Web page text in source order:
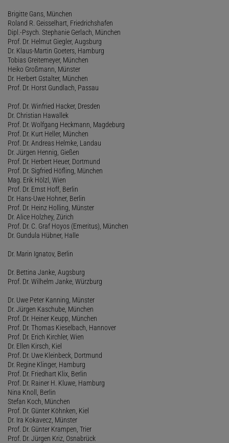
Brigitte Gans, München
Roland R. Geisselhart, Friedrichshafen
Dipl.-Psych. Stephanie Gerlach, München
Prof. Dr. Helmut Giegler, Augsburg
Dr. Klaus-Martin Goeters, Hamburg
Tobias Greitemeyer, München
Heiko Großmann, Münster
Dr. Herbert Gstalter, München
Prof. Dr. Horst Gundlach, Passau
Prof. Dr. Winfried Hacker, Dresden
Dr. Christian Hawallek
Prof. Dr. Wolfgang Heckmann, Magdeburg
Prof. Dr. Kurt Heller, München
Prof. Dr. Andreas Helmke, Landau
Dr. Jürgen Hennig, Gießen
Prof. Dr. Herbert Heuer, Dortmund
Prof. Dr. Sigfried Höfling, München
Mag. Erik Hölzl, Wien
Prof. Dr. Ernst Hoff, Berlin
Dr. Hans-Uwe Hohner, Berlin
Prof. Dr. Heinz Holling, Münster
Dr. Alice Holzhey, Zürich
Prof. Dr. C. Graf Hoyos (Emeritus), München
Dr. Gundula Hübner, Halle
Dr. Marin Ignatov, Berlin
Dr. Bettina Janke, Augsburg
Prof. Dr. Wilhelm Janke, Würzburg
Dr. Uwe Peter Kanning, Münster
Dr. Jürgen Kaschube, München
Prof. Dr. Heiner Keupp, München
Prof. Dr. Thomas Kieselbach, Hannover
Prof. Dr. Erich Kirchler, Wien
Dr. Ellen Kirsch, Kiel
Prof. Dr. Uwe Kleinbeck, Dortmund
Dr. Regine Klinger, Hamburg
Prof. Dr. Friedhart Klix, Berlin
Prof. Dr. Rainer H. Kluwe, Hamburg
Nina Knoll, Berlin
Stefan Koch, München
Prof. Dr. Günter Köhnken, Kiel
Dr. Ira Kokavecz, Münster
Prof. Dr. Günter Krampen, Trier
Prof. Dr. Jürgen Kriz, Osnabrück